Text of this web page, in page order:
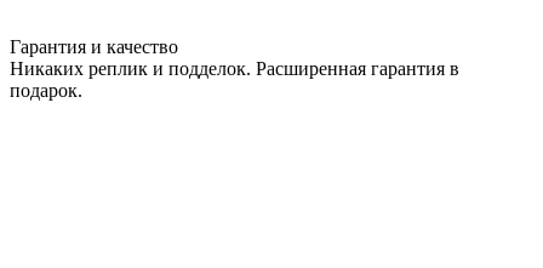
Гарантия и качество
Никаких реплик и подделок. Расширенная гарантия в
подарок.